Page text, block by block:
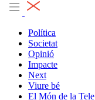
Política
Societat
Opinió
Impacte
Next
Viure bé
El Món de la Tele